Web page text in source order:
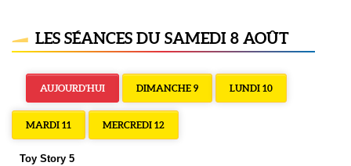
LES SÉANCES DU SAMEDI 8 AOÛT
AUJOURD'HUI DIMANCHE 9 LUNDI 10
MARDI 11 MERCREDI 12
Toy Story 5